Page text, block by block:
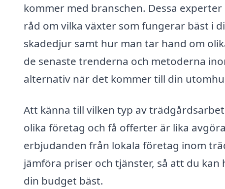
kommer med branschen. Dessa
råd om vilka växter som fungerar bäst i
skadedjur samt hur man tar hand om
de senaste trenderna och metoderna
alternativ när det kommer till din
Att känna till vilken typ av
olika företag och få offerter är lika
erbjudanden från lokala företag inom
jämföra priser och tjänster, så att du
din budget bäst.